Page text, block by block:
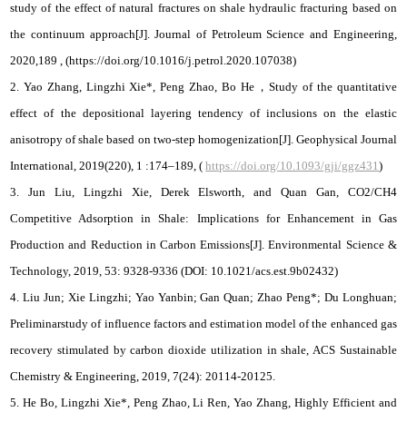
study of the effect of natural fractures on shale hydraulic fracturing based on
the continuum approach[J]. Journal of Petroleum Science and Engineering,
2020,189 , (https://doi.org/10.1016/j.petrol.2020.107038)
2. Yao Zhang, Lingzhi Xie*, Peng Zhao, Bo He，Study of the quantitative
effect of the depositional layering tendency of inclusions on the elastic
anisotropy of shale based on two-step homogenization[J]. Geophysical Journal
International, 2019(220), 1 :174–189, (https://doi.org/10.1093/gji/ggz431)
3. Jun Liu, Lingzhi Xie, Derek Elsworth, and Quan Gan, CO2/CH4
Competitive Adsorption in Shale: Implications for Enhancement in Gas
Production and Reduction in Carbon Emissions[J]. Environmental Science &
Technology, 2019, 53: 9328-9336 (DOI: 10.1021/acs.est.9b02432)
4. Liu Jun; Xie Lingzhi; Yao Yanbin; Gan Quan; Zhao Peng*; Du Longhuan;
Preliminarstudy of influence factors and estimation model of the enhanced gas
recovery stimulated by carbon dioxide utilization in shale, ACS Sustainable
Chemistry & Engineering, 2019, 7(24): 20114-20125.
5. He Bo, Lingzhi Xie*, Peng Zhao, Li Ren, Yao Zhang, Highly Efficient and